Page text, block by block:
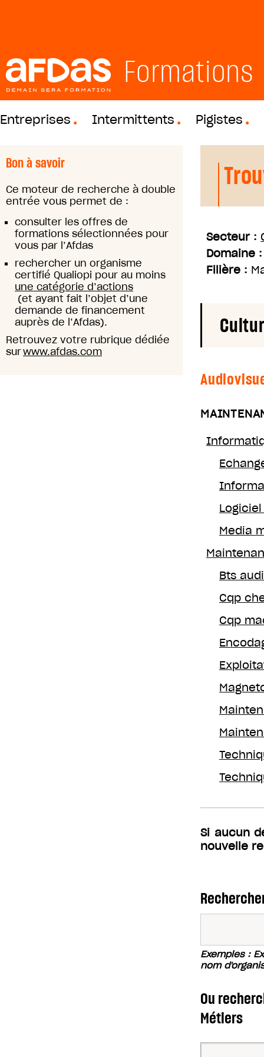
Formations
Entreprises Intermittents Pigistes
Bon à savoir
Ce moteur de recherche à double
entrée vous permet de :
consulter les offres de
formations sélectionnées pour
vous par l’Afdas
rechercher un organisme
certifié Qualiopi pour au moins
une catégorie d’actions
(et ayant fait l’objet d’une
demande de financement
auprès de l’Afdas).
Retrouvez votre rubrique dédiée
surwww.afdas.com
Secteur :
Domaine
Filière :
Media
Bts
Cqp
Cqp
Si aucun
nouvelle
Exemples :
nom
Ou
Métiers